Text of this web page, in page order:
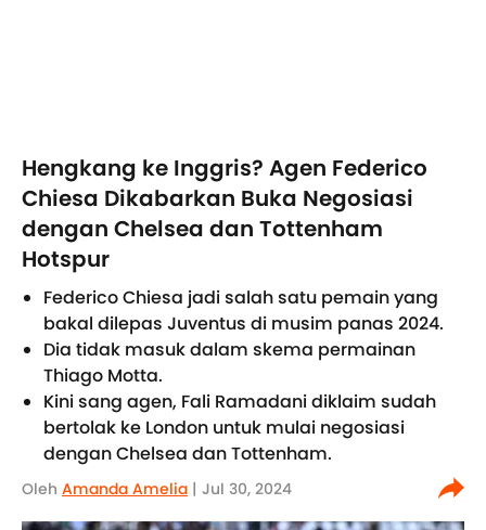
Hengkang ke Inggris? Agen Federico
Chiesa Dikabarkan Buka Negosiasi
dengan Chelsea dan Tottenham
Hotspur
Federico Chiesa jadi salah satu pemain yang
bakal dilepas Juventus di musim panas 2024.
Dia tidak masuk dalam skema permainan
Thiago Motta.
Kini sang agen, Fali Ramadani diklaim sudah
bertolak ke London untuk mulai negosiasi
dengan Chelsea dan Tottenham.
Oleh Amanda Amelia | Jul 30, 2024